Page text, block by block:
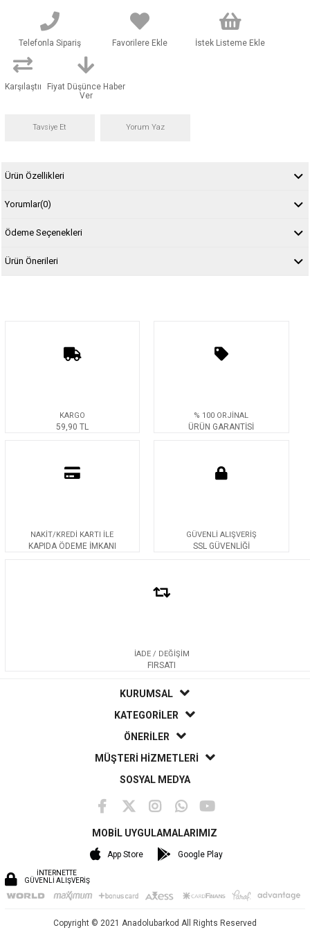
Telefonla Sipariş Favorilere Ekle İstek Listeme Ekle
Karşılaştır
Fiyat Düşünce Haber
Ver
Tavsiye Et Yorum Yaz
Ürün Özellikleri
Yorumlar(0)
Ödeme Seçenekleri
Ürün Önerileri
KARGO
59,90 TL
% 100 ORJİNAL
ÜRÜN GARANTİSİ
NAKİT/KREDİ KARTI İLE
KAPIDA ÖDEME İMKANI
GÜVENLİ ALIŞVERİŞ
SSL GÜVENLİĞİ
İADE / DEĞİŞİM
FIRSATI
KURUMSAL
KATEGORİLER
ÖNERİLER
MÜŞTERİ HİZMETLERİ
SOSYAL MEDYA
MOBİL UYGULAMALARIMIZ
App Store Google Play
İNTERNETTE
GÜVENLİ ALIŞVERİŞ
Copyright © 2021 Anadolubarkod All Rights Reserved